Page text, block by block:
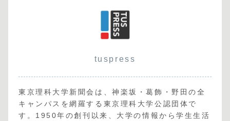
tuspress
東京理科大学新聞会は、神楽坂・葛飾・野田の全
キャンパスを網羅する東京理科大学公認団体で
す。1950年の創刊以来、大学の情報から学生生活